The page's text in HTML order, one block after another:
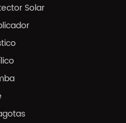
Solar